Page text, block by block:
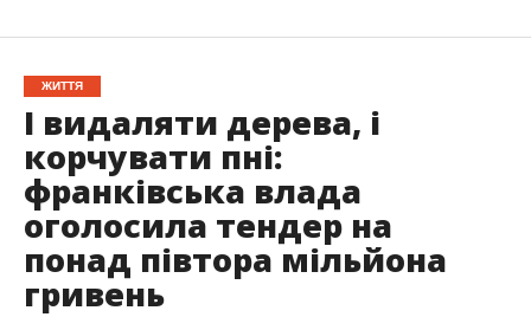
ЖИТТЯ
І видаляти дерева, і
корчувати пні:
франківська влада
оголосила тендер на
понад півтора мільйона
гривень